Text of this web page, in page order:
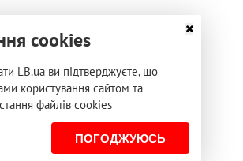
cookies
LB.ua ви підтверджуєте, що
користування сайтом та
файлів cookies
ПОГОДЖУЮСЬ